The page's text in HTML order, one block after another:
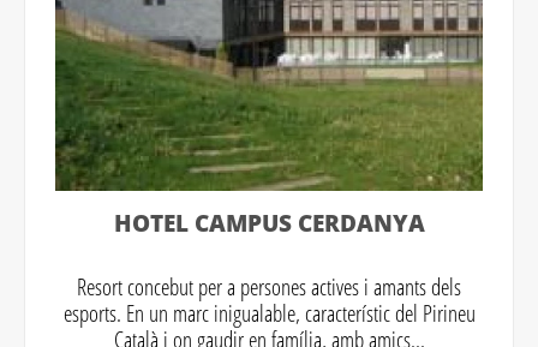
HOTEL CAMPUS CERDANYA
Resort concebut per a persones actives i amants dels
esports. En un marc inigualable, característic del Pirineu
Català i on gaudir en família, amb amics...